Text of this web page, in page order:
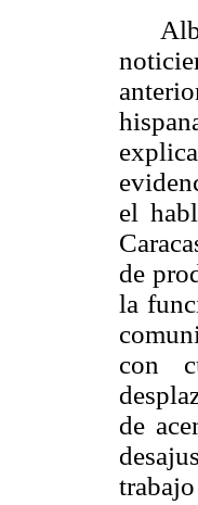
el
de
la
con
de